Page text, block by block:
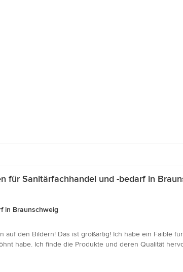
für Sanitärfachhandel und -bedarf in
in Braunschweig
auf den Bildern! Das ist großartig! Ich habe ein Faible
habe. Ich finde die Produkte und deren Qualität